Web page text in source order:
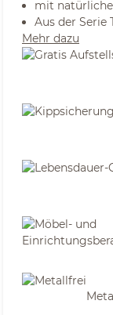
mit
Aus der Serie
Mehr dazu